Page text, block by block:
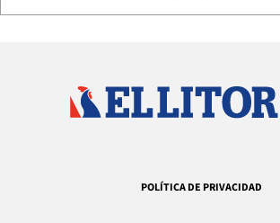
POLÍTICA DE PRIVACIDAD